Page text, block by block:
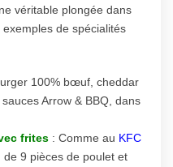
véritable plongée dans
exemples de spécialités
100% bœuf, cheddar
Arrow & BBQ, dans
frites : Comme au KFC
de 9 pièces de poulet et